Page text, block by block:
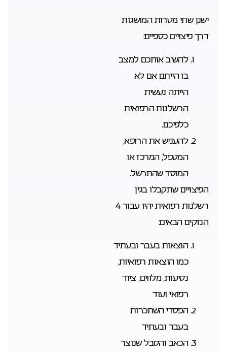
ישנן שתי מטרות המושגות
דרך פיצויים כספיים:
להשיב אותכם למצב
בו הייתם אם לא
הייתה נעשית
הרשלנות הרפואית
כלפיכם.
להעניש את הרופא,
המטפל, המרכז או
המוסד שהתרשל.
הפיצויים שתקבלו בגין
רשלנות רפואית יהיו עבור 4
הנזקים הבאים:
הוצאות בעבר ובעתיד
כמו הוצאות רפואיות,
נסיעות, מלווים, ציוד
רפואי ועוד
הפסדי השתכרות
בעבר ובעתיד
הכאב והסבל שנוצר